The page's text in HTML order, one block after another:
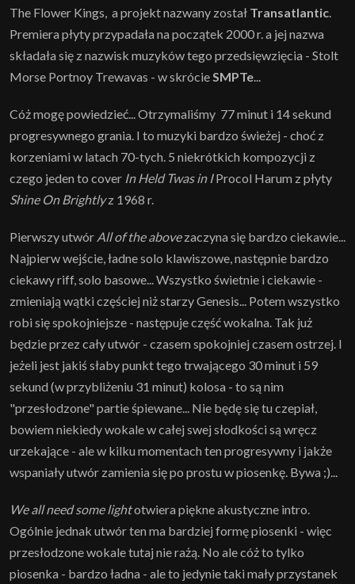
The Flower Kings, a projekt nazwany został Transatlantic
Premiera płyty przypadała na początek 2000 r. a jej nazwa
składała się z nazwisk muzyków tego przedsięwzięcia - Stolt
Morse Portnoy Trewavas - w skrócie SMPTe
Cóż mogę powiedzieć... Otrzymaliśmy 77 minut i 14 sekund
progresywnego grania. I to muzyki bardzo świeżej - choć z
korzeniami w latach 70-tych. 5 niekrótkich kompozycji z
czego jeden to cover In Held Twas in IProcol Harum z płyty
Shine On Brightlyz 1968 r.
Pierwszy utwór All of the abovezaczyna się bardzo ciekawie...
Najpierw wejście, ładne solo klawiszowe, następnie bardzo
ciekawy riff, solo basowe... Wszystko świetnie i ciekawie -
zmieniają wątki częściej niż starzy Genesis... Potem wszystko
robi się spokojniejsze - następuje część wokalna. Tak już
będzie przez cały utwór - czasem spokojniej czasem ostrzej. I
jeżeli jest jakiś słaby punkt tego trwającego 30 minut i 59
sekund (w przybliżeniu 31 minut) kolosa - to są nim
"przesłodzone" partie śpiewane... Nie będę się tu czepiał,
bowiem niekiedy wokale w całej swej słodkości są wręcz
urzekające - ale w kilku momentach ten progresywny i jakże
wspaniały utwór zamienia się po prostu w piosenkę. Bywa ;)...
We all need some lightotwiera piękne akustyczne intro.
Ogólnie jednak utwór ten ma bardziej formę piosenki - więc
przesłodzone wokale tutaj nie rażą. No ale cóż to tylko
piosenka - bardzo ładna - ale to jedynie taki mały przystanek